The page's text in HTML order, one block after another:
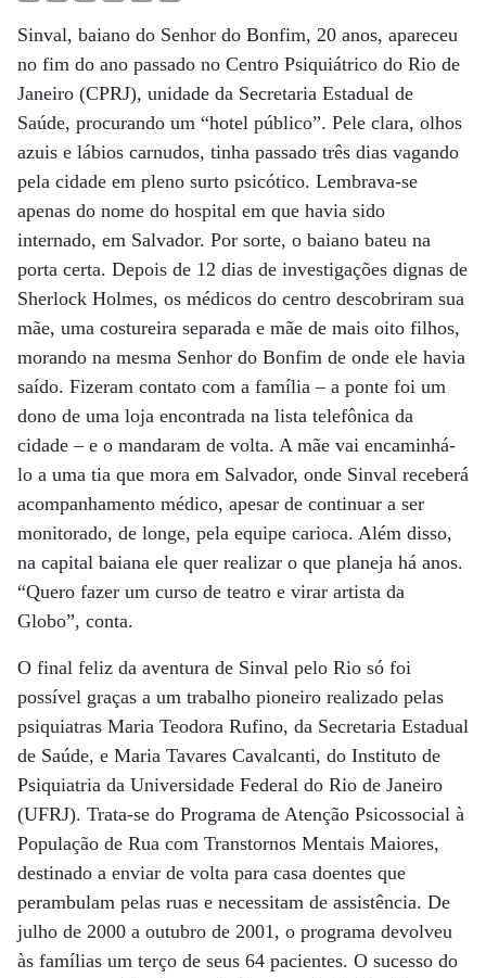
Sinval, baiano do Senhor do Bonfim, 20 anos, apareceu
no fim do ano passado no Centro Psiquiátrico do Rio de
Janeiro (CPRJ), unidade da Secretaria Estadual de
Saúde, procurando um “hotel público”. Pele clara, olhos
azuis e lábios carnudos, tinha passado três dias vagando
pela cidade em pleno surto psicótico. Lembrava-se
apenas do nome do hospital em que havia sido
internado, em Salvador. Por sorte, o baiano bateu na
porta certa. Depois de 12 dias de investigações dignas de
Sherlock Holmes, os médicos do centro descobriram sua
mãe, uma costureira separada e mãe de mais oito filhos,
morando na mesma Senhor do Bonfim de onde ele havia
saído. Fizeram contato com a família – a ponte foi um
dono de uma loja encontrada na lista telefônica da
cidade – e o mandaram de volta. A mãe vai encaminhá-
lo a uma tia que mora em Salvador, onde Sinval receberá
acompanhamento médico, apesar de continuar a ser
monitorado, de longe, pela equipe carioca. Além disso,
na capital baiana ele quer realizar o que planeja há anos.
“Quero fazer um curso de teatro e virar artista da
Globo”, conta.
O final feliz da aventura de Sinval pelo Rio só foi
possível graças a um trabalho pioneiro realizado pelas
psiquiatras Maria Teodora Rufino, da Secretaria Estadual
de Saúde, e Maria Tavares Cavalcanti, do Instituto de
Psiquiatria da Universidade Federal do Rio de Janeiro
(UFRJ). Trata-se do Programa de Atenção Psicossocial à
População de Rua com Transtornos Mentais Maiores,
destinado a enviar de volta para casa doentes que
perambulam pelas ruas e necessitam de assistência. De
julho de 2000 a outubro de 2001, o programa devolveu
às famílias um terço de seus 64 pacientes. O sucesso do